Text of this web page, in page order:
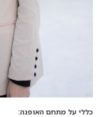
כללי על מתחם האופנה: